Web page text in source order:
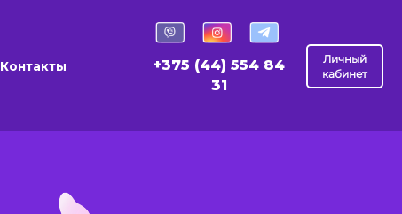
Контакты
+375 (44) 554 84
31
Личный
кабинет